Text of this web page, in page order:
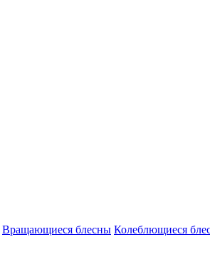
Вращающиеся блесны Колеблющиеся